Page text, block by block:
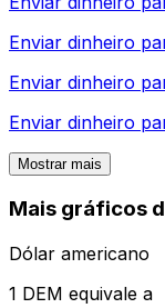
Enviar dinheiro
Enviar dinheiro
Enviar dinheiro
Mostrar mais
Mais gráficos
Dólar americano
1 DEM equivale a